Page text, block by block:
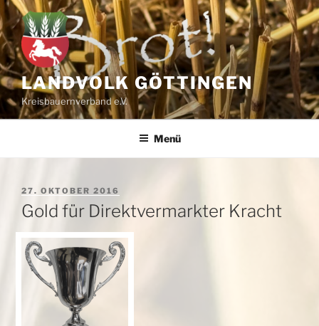
Zum
Inhalt
springen
LANDVOLK GÖTTINGEN
Kreisbauernverband e.V.
Menü
VERÖFFENTLICHT
AM
27. OKTOBER 2016
Gold für Direktvermarkter Kracht